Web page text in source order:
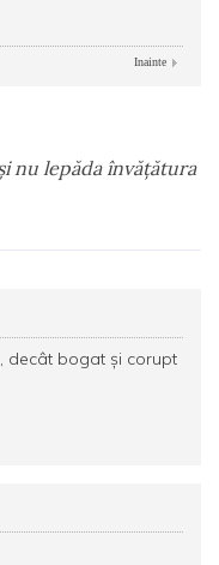
Inainte
nu lepăda învăţătura
decât bogat şi corupt